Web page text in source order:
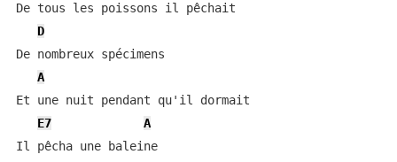
De tous les poissons il pêchait
D
De nombreux spécimens
A
Et une nuit pendant qu'il dormait
E7
A
Il pêcha une baleine